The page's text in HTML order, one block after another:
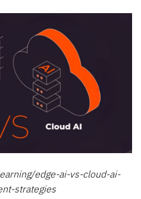
edge-ai-vs-cloud-ai-
strategies